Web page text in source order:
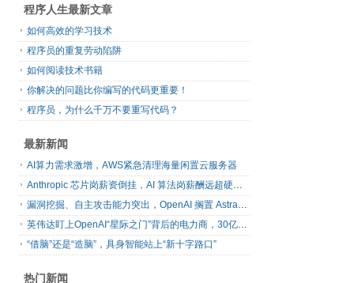
程序人生最新文章
如何高效的学习技术
程序员的重复劳动陷阱
如何阅读技术书籍
你解决的问题比你编写的代码更重要！
程序员，为什么千万不要重写代码？
最新新闻
AI算力需求激增，AWS紧急清理海量闲置云服务器
Anthropic 芯片岗薪资倒挂，AI 算法岗薪酬远超硬件工程师
漏洞挖掘、自主攻击能力突出，OpenAI 搁置 Astra 模型发布
英伟达盯上OpenAI“星际之门”背后的电力商，30亿美元直接入股
“借脑”还是“造脑”，具身智能站上“新十字路口”
热门新闻